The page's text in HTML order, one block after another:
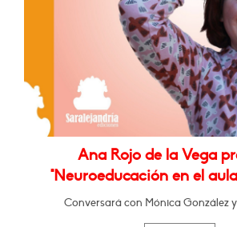
Ana Rojo de la Vega
"Neuroeducación en el
Conversará con Mónica González